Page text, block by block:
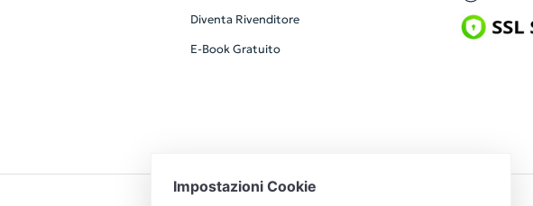
Diventa Rivenditore
E-Book Gratuito